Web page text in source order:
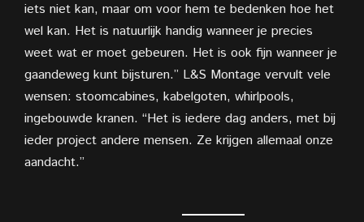
iets niet kan, maar om voor hem te bedenken hoe het
wel kan. Het is natuurlijk handig wanneer je precies
weet wat er moet gebeuren. Het is ook fijn wanneer je
gaandeweg kunt bijsturen.” L&S Montage vervult vele
wensen: stoomcabines, kabelgoten, whirlpools,
ingebouwde kranen. “Het is iedere dag anders, met bij
ieder project andere mensen. Ze krijgen allemaal onze
aandacht.”